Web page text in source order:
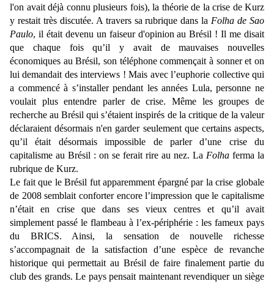
l'on avait déjà connu plusieurs fois), la théorie de la crise de Kurz
y restait très discutée. A travers sa rubrique dans la Folha de Sao
Paulo, il était devenu un faiseur d'opinion au Brésil ! Il me disait
que chaque fois qu’il y avait de mauvaises nouvelles
économiques au Brésil, son téléphone commençait à sonner et on
lui demandait des interviews ! Mais avec l’euphorie collective qui
a commencé à s’installer pendant les années Lula, personne ne
voulait plus entendre parler de crise. Même les groupes de
recherche au Brésil qui s’étaient inspirés de la critique de la valeur
déclaraient désormais n'en garder seulement que certains aspects,
qu’il était désormais impossible de parler d’une crise du
capitalisme au Brésil : on se ferait rire au nez. La Folha ferma la
rubrique de Kurz.
Le fait que le Brésil fut apparemment épargné par la crise globale
de 2008 semblait conforter encore l’impression que le capitalisme
n’était en crise que dans ses vieux centres et qu’il avait
simplement passé le flambeau à l’ex-périphérie : les fameux pays
du BRICS. Ainsi, la sensation de nouvelle richesse
s’accompagnait de la satisfaction d’une espèce de revanche
historique qui permettait au Brésil de faire finalement partie du
club des grands. Le pays pensait maintenant revendiquer un siège